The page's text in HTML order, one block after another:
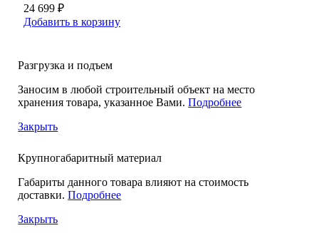
24 699 ₽
Добавить в корзину
Разгрузка и подъем
Заносим в любой строительный объект на место
хранения товара, указанное Вами.Подробнее
Закрыть
Крупногабаритный материал
Габариты данного товара влияют на стоимость
доставки.Подробнее
Закрыть